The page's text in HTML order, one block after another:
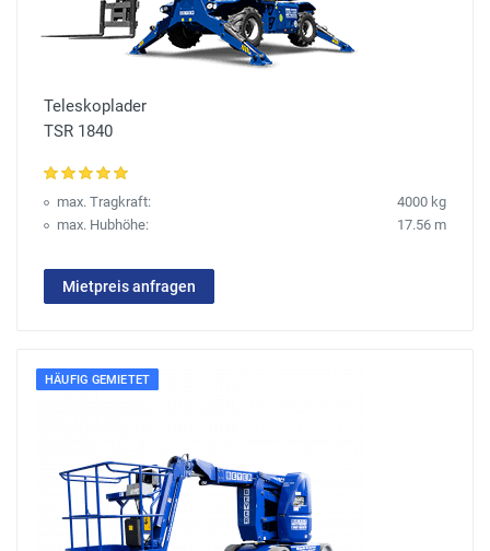
Teleskoplader
TSR 1840
max. Tragkraft:
4000 kg
max. Hubhöhe:
17.56 m
Mietpreis anfragen
HÄUFIG GEMIETET